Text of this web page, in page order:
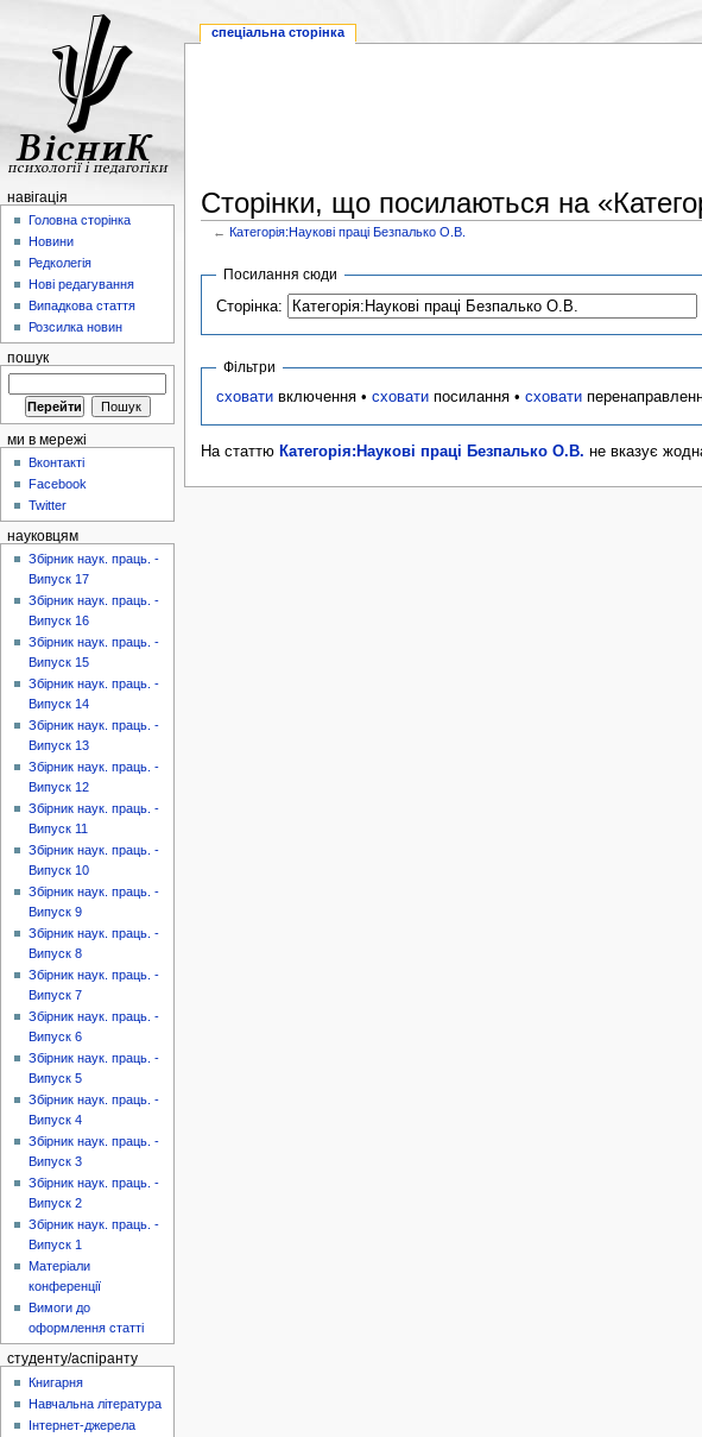
Сторінки, що посилаються на
←Категорія:Наукові праці Безпалько О.В.
Посилання сюди
Сторінка:
Фільтри
сховати включення •сховати посилання •сховати
На статтю Категорія:Наукові праці Безпалько О.В. не вказує
спеціальна сторінка
навігація
Головна сторінка
Новини
Редколегія
Нові редагування
Випадкова стаття
Розсилка новин
пошук
ми в мережі
Вконтакті
Facebook
Twitter
науковцям
Збірник наук. праць. -
Випуск 17
Збірник наук. праць. -
Випуск 16
Збірник наук. праць. -
Випуск 15
Збірник наук. праць. -
Випуск 14
Збірник наук. праць. -
Випуск 13
Збірник наук. праць. -
Випуск 12
Збірник наук. праць. -
Випуск 11
Збірник наук. праць. -
Випуск 10
Збірник наук. праць. -
Випуск 9
Збірник наук. праць. -
Випуск 8
Збірник наук. праць. -
Випуск 7
Збірник наук. праць. -
Випуск 6
Збірник наук. праць. -
Випуск 5
Збірник наук. праць. -
Випуск 4
Збірник наук. праць. -
Випуск 3
Збірник наук. праць. -
Випуск 2
Збірник наук. праць. -
Випуск 1
Матеріали
конференції
Вимоги до
оформлення статті
студенту/аспіранту
Книгарня
Навчальна література
Інтернет-джерела